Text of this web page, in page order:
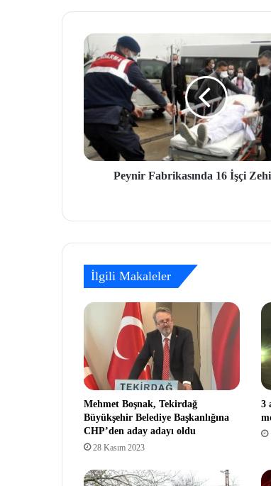
Peynir Fabrikasında 16 İşçi
İlgili Makaleler
Mehmet Boşnak, Tekirdağ
Büyükşehir Belediye Başkanlığına
CHP’den aday adayı oldu
28 Kasım 2023
3